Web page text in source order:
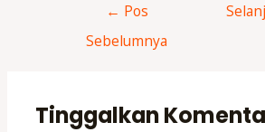
← Pos
Sebelumnya
Tinggalkan